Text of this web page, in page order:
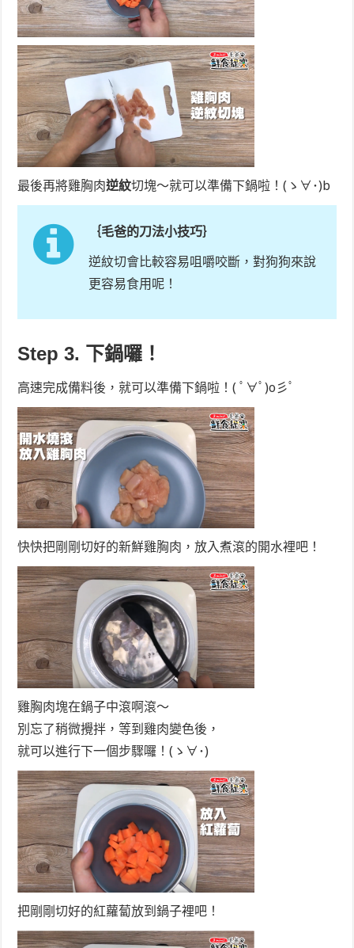
最後再將雞胸肉逆紋切塊～就可以準備下鍋啦！(ゝ∀･)b
｛毛爸的刀法小技巧｝
逆紋切會比較容易咀嚼咬斷，對狗狗來說
更容易食用呢！
Step 3. 下鍋囉！
高速完成備料後，就可以準備下鍋啦！( ﾟ∀ﾟ)o彡ﾟ
快快把剛剛切好的新鮮雞胸肉，放入煮滾的開水裡吧！
雞胸肉塊在鍋子中滾啊滾～
別忘了稍微攪拌，等到雞肉變色後，
就可以進行下一個步驟囉！(ゝ∀･)
把剛剛切好的紅蘿蔔放到鍋子裡吧！